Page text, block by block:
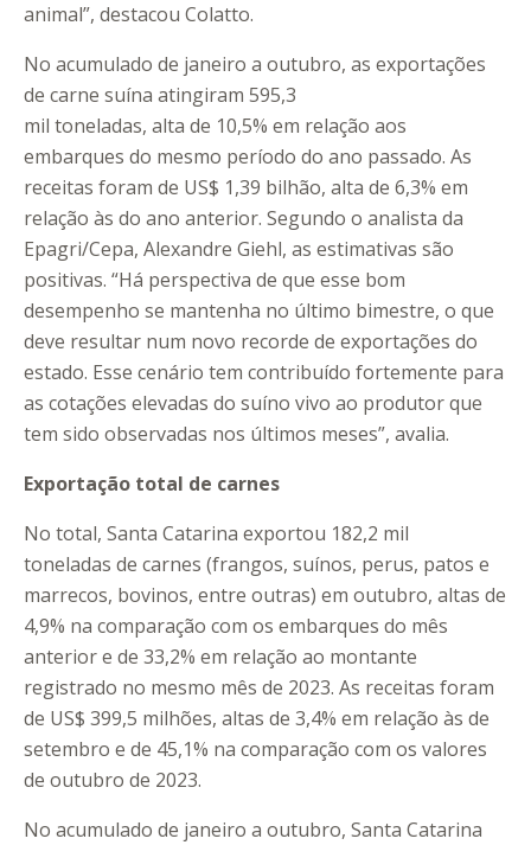
animal”, destacou Colatto.
No acumulado de janeiro a outubro, as exportações
de carne suína atingiram 595,3
mil toneladas, alta de 10,5% em relação aos
embarques do mesmo período do ano passado. As
receitas foram de US$ 1,39 bilhão, alta de 6,3% em
relação às do ano anterior. Segundo o analista da
Epagri/Cepa, Alexandre Giehl, as estimativas são
positivas. “Há perspectiva de que esse bom
desempenho se mantenha no último bimestre, o que
deve resultar num novo recorde de exportações do
estado. Esse cenário tem contribuído fortemente para
as cotações elevadas do suíno vivo ao produtor que
tem sido observadas nos últimos meses”, avalia.
Exportação total de carnes
No total, Santa Catarina exportou 182,2 mil
toneladas de carnes (frangos, suínos, perus, patos e
marrecos, bovinos, entre outras) em outubro, altas de
4,9% na comparação com os embarques do mês
anterior e de 33,2% em relação ao montante
registrado no mesmo mês de 2023. As receitas foram
de US$ 399,5 milhões, altas de 3,4% em relação às de
setembro e de 45,1% na comparação com os valores
de outubro de 2023.
No acumulado de janeiro a outubro, Santa Catarina